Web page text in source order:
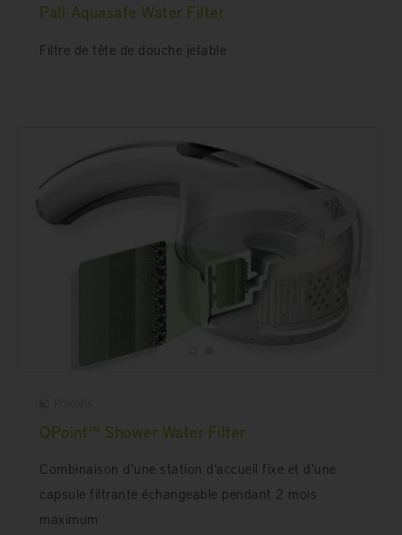
Pall-Aquasafe Water Filter
Filtre de tête de douche jetable
QPoint™ Shower Water Filter
Combinaison d'une station d'accueil fixe et d'une
capsule filtrante échangeable pendant 2 mois
maximum